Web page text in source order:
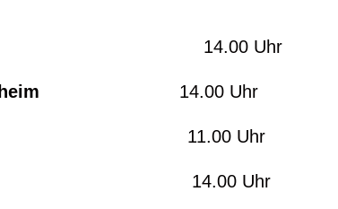
14.00 Uhr
14.00 Uhr
11.00 Uhr
14.00 Uhr